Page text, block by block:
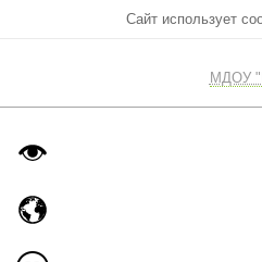
Сайт использует
МДОУ